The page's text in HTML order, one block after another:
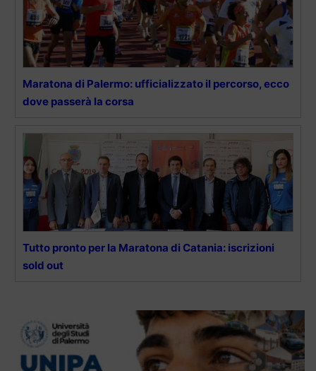
Maratona di Palermo: ufficializzato il percorso, ecco
dove passerà la corsa
Tutto pronto per la Maratona di Catania: iscrizioni
sold out